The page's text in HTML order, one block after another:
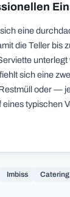
eine
die Teller bis
sich eine
oder —
typischen
Imbiss Catering